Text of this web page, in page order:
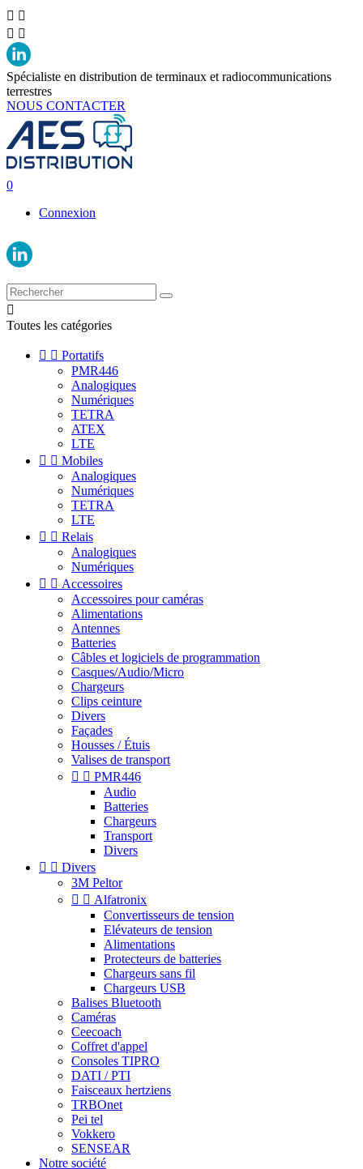
 
 
Spécialiste en distribution de terminaux et radiocommunications
terrestres
NOUS CONTACTER
0
Connexion

Toutes les catégories
  Portatifs
PMR446
Analogiques
Numériques
TETRA
ATEX
LTE
  Mobiles
Analogiques
Numériques
TETRA
LTE
  Relais
Analogiques
Numériques
  Accessoires
Accessoires pour caméras
Alimentations
Antennes
Batteries
Câbles et logiciels de programmation
Casques/Audio/Micro
Chargeurs
Clips ceinture
Divers
Façades
Housses / Étuis
Valises de transport
  PMR446
Audio
Batteries
Chargeurs
Transport
Divers
  Divers
3M Peltor
  Alfatronix
Convertisseurs de tension
Elévateurs de tension
Alimentations
Protecteurs de batteries
Chargeurs sans fil
Chargeurs USB
Balises Bluetooth
Caméras
Ceecoach
Coffret d'appel
Consoles TIPRO
DATI / PTI
Faisceaux hertziens
TRBOnet
Pei tel
Vokkero
SENSEAR
Notre société